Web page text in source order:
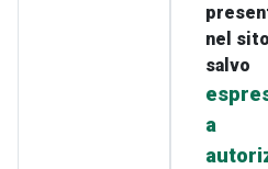
nel
salvo
a